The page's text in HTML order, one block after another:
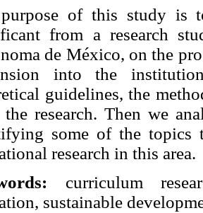
of this study is
from a research
de México, on the
into the
guidelines, the
research. Then we
some of the topics
research in this area.
curriculum
sustainable